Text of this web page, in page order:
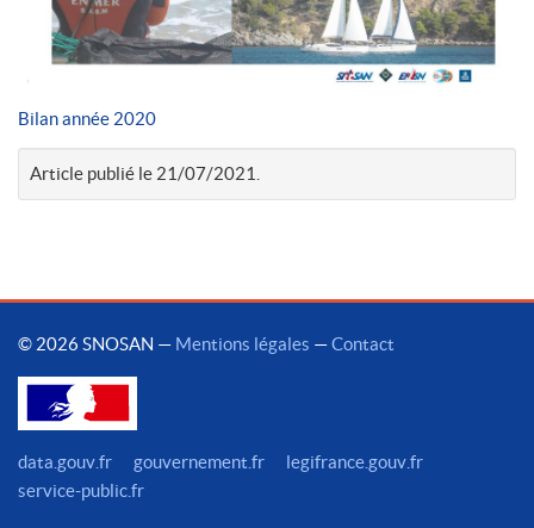
Bilan année 2020
Article publié le 21/07/2021.
© 2026 SNOSAN — Mentions légales —Contact
data.gouv.fr gouvernement.fr
legifrance.gouv.fr
service-public.fr